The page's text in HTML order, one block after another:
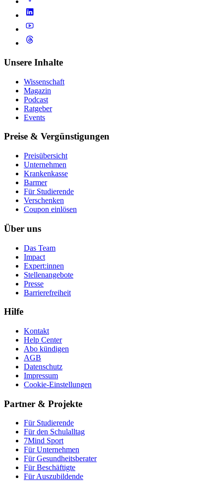
Unsere Inhalte
Wissenschaft
Magazin
Podcast
Ratgeber
Events
Preise & Vergünstigungen
Preisübersicht
Unternehmen
Krankenkasse
Barmer
Für Studierende
Ver­schen­ken
Coupon einlösen
Über uns
Das Team
Impact
Expert:innen
Stellenangebote
Presse
Barrierefreiheit
Hilfe
Kontakt
Help Center
Abo kündigen
AGB
Datenschutz
Impressum
Cookie-Einstellungen
Partner & Projekte
Für Stu­die­rende
Für den Schulalltag
7Mind Sport
Für Unter­neh­men
Für Gesund­heits­be­ra­ter
Für Beschäftigte
Für Auszubildende